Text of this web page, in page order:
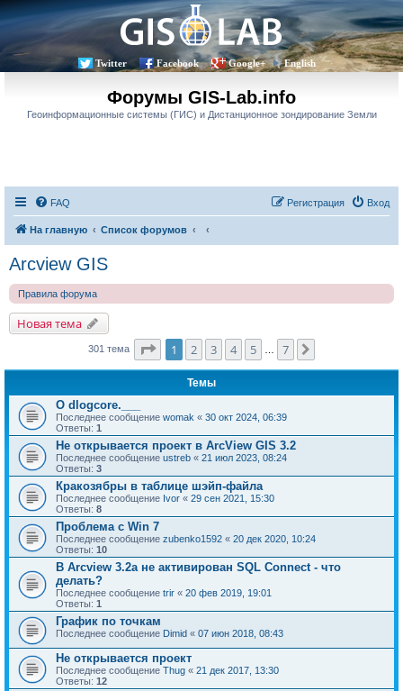
Twitter Facebook Google+ English
Форумы GIS-Lab.info
Геоинформационные системы (ГИС) и Дистанционное зондирование Земли
FAQ Вход
Регистрация
На главную Список форумов
Arcview GIS
Правила форума
Новая тема
301 тема Страница1 из
1 2 3 4 5 7
Темы
О dlogcore.___
Последнее сообщение womak « 30 окт 2024, 06:39
Ответы: 1
Не открывается проект в ArcView GIS 3.2
Последнее сообщение ustreb « 21 июл 2023, 08:24
Ответы: 3
Кракозябры в таблице шэйп-файла
Последнее сообщение Ivor « 29 сен 2021, 15:30
Ответы: 8
Проблема с Win 7
Последнее сообщение zubenko1592 « 20 дек 2020, 10:24
Ответы: 10
В Arcview 3.2a не активирован SQL Connect - что
делать?
Последнее сообщение trir « 20 фев 2019, 19:01
Ответы: 1
График по точкам
Последнее сообщение Dimid « 07 июн 2018, 08:43
Не открывается проект
Последнее сообщение Thug « 21 дек 2017, 13:30
Ответы: 12